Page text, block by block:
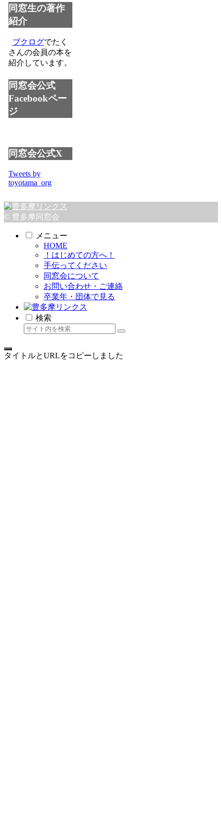
同窓生の著作
紹介
ブクログでたく
さんの会員の本を
紹介しています。
同窓会公式
Facebookペー
ジ
同窓会公式X
Tweets by
toyotama_org
© 豊多摩同窓会
メニュー
HOME
！はじめての方へ！
手伝ってください
同窓会について
お問い合わせ・ご連絡
卒業年・団体で見る
検索
タイトルとURLをコピーしました